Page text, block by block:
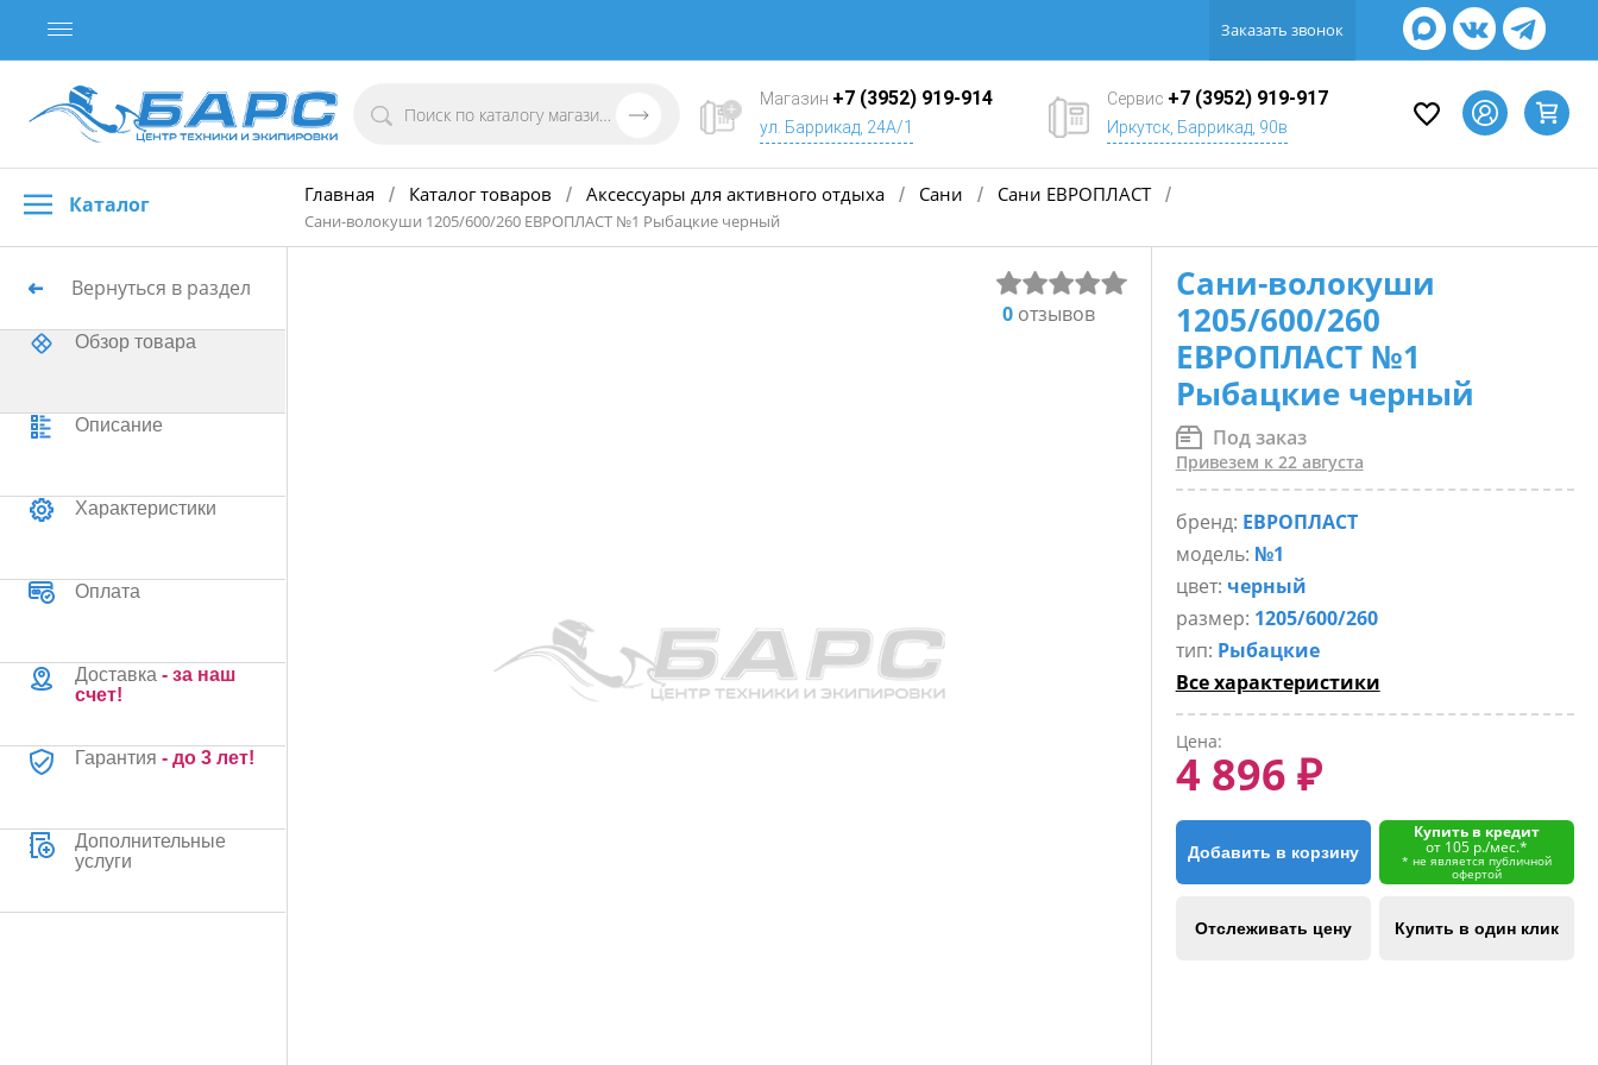
Заказать звонок
Магазин +7 (3952) 919-914
ул. Баррикад, 24А/1
Сервис +7 (3952) 919-917
Иркутск, Баррикад, 90в
Каталог Главная / Каталог товаров / Аксессуары для активного отдыха / Сани / Сани ЕВРОПЛАСТ /
Сани-волокуши 1205/600/260 ЕВРОПЛАСТ №1 Рыбацкие черный
Вернуться в раздел
Обзор товара
Описание
Характеристики
Оплата
Доставка - за наш
счет!
Гарантия - до 3 лет!
Дополнительные
услуги
0отзывов
Сани-волокуши
1205/600/260
ЕВРОПЛАСТ №1
Рыбацкие черный
Под заказ
Привезем к 22 августа
бренд: ЕВРОПЛАСТ
модель: №1
цвет: черный
размер: 1205/600/260
тип: Рыбацкие
Все характеристики
Цена:
4 896 ₽
Добавить в корзину
Купить в кредит
от 105 р./мес.*
* не является публичной
офертой
Отслеживать цену Купить в один клик